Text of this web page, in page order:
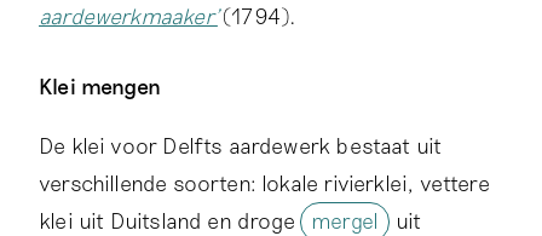
aardewerkmaaker'(1794).
Klei mengen
De klei voor Delfts aardewerk bestaat uit
verschillende soorten: lokale rivierklei, vettere
klei uit Duitsland en droge mergel
uit